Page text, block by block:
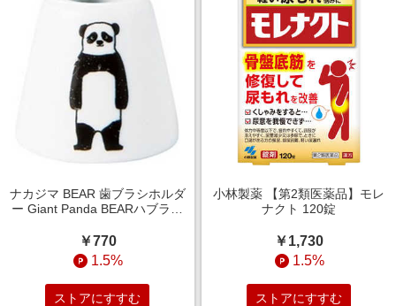
ナカジマ BEAR 歯ブラシホルダ
ー Giant Panda BEARハブラシ
￥770
1.5%
ストアにすすむ
小林製薬 【第2類医薬品】モレ
ナクト 120錠
￥1,730
1.5%
ストアにすすむ